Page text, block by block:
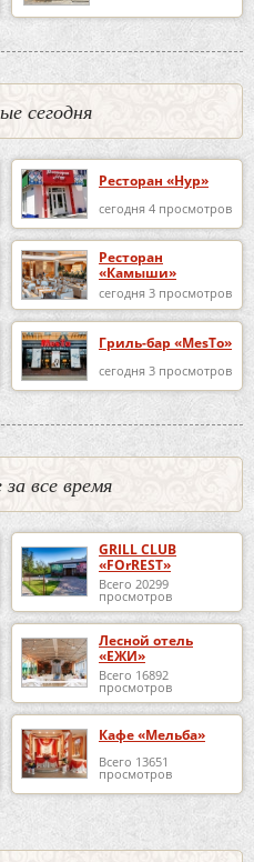
сегодня
Ресторан «Нур»
сегодня 4 просмотров
Ресторан
«Камыши»
сегодня 3 просмотров
Гриль-бар «MesTo»
сегодня 3 просмотров
все время
GRILL CLUB
«FOrREST»
Всего 20299
просмотров
Лесной отель
«ЕЖИ»
Всего 16892
просмотров
Кафе «Мельба»
Всего 13651
просмотров